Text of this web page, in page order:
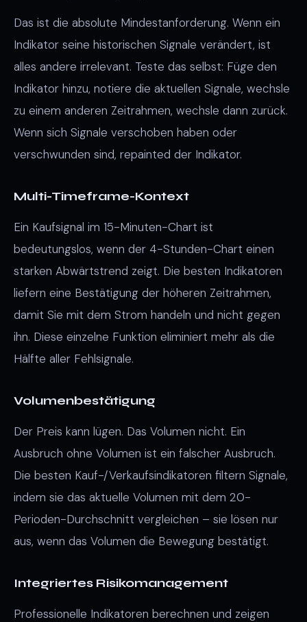
Das ist die absolute Mindestanforderung. Wenn ein
Indikator seine historischen Signale verändert, ist
alles andere irrelevant. Teste das selbst: Füge den
Indikator hinzu, notiere die aktuellen Signale, wechsle
zu einem anderen Zeitrahmen, wechsle dann zurück.
Wenn sich Signale verschoben haben oder
verschwunden sind, repainted der Indikator.
Multi-Timeframe-Kontext
Ein Kaufsignal im 15-Minuten-Chart ist
bedeutungslos, wenn der 4-Stunden-Chart einen
starken Abwärtstrend zeigt. Die besten Indikatoren
liefern eine Bestätigung der höheren Zeitrahmen,
damit Sie mit dem Strom handeln und nicht gegen
ihn. Diese einzelne Funktion eliminiert mehr als die
Hälfte aller Fehlsignale.
Volumenbestätigung
Der Preis kann lügen. Das Volumen nicht. Ein
Ausbruch ohne Volumen ist ein falscher Ausbruch.
Die besten Kauf-/Verkaufsindikatoren filtern Signale,
indem sie das aktuelle Volumen mit dem 20-
Perioden-Durchschnitt vergleichen – sie lösen nur
aus, wenn das Volumen die Bewegung bestätigt.
Integriertes Risikomanagement
Professionelle Indikatoren berechnen und zeigen